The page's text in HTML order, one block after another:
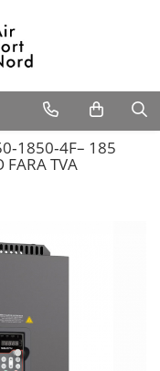
185
FARA TVA